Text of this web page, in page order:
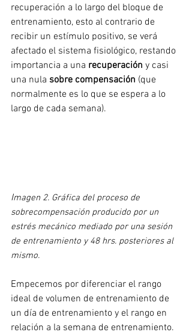
recuperación a lo largo del bloque de
entrenamiento, esto al contrario de
recibir un estímulo positivo, se verá
afectado el sistema fisiológico, restando
importancia a una recuperación y casi
una nula sobre compensación (que
normalmente es lo que se espera a lo
largo de cada semana).
Imagen 2. Gráfica del proceso de
sobrecompensación producido por un
estrés mecánico mediado por una sesión
de entrenamiento y 48 hrs. posteriores al
mismo.
Empecemos por diferenciar el rango
ideal de volumen de entrenamiento de
un día de entrenamiento y el rango en
relación a la semana de entrenamiento.